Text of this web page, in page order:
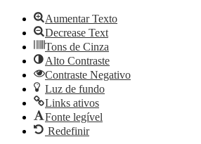
ferramentasAumentar Texto
Decrease Text
Tons de Cinza
Alto Contraste
Contraste Negativo
Luz de fundo
Links ativos
Fonte legível
Redefinir